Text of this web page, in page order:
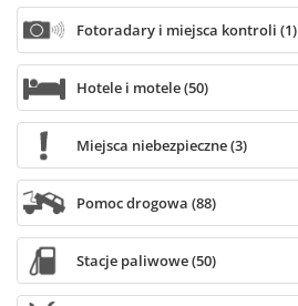
Fotoradary i miejsca kontroli (1)
Hotele i motele (50)
Miejsca niebezpieczne (3)
Pomoc drogowa (88)
Stacje paliwowe (50)